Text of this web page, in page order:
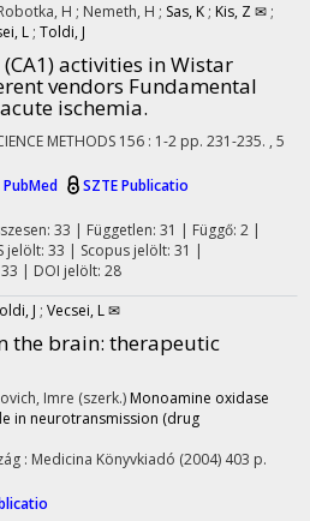
H ; Nemeth, H ; Sas, K ; Kis, Z ✉ ;
L ; Toldi, J
activities in Wistar
vendors Fundamental
ischemia.
METHODS 156 : 1-2 pp. 231-235. , 5
PubMed
SZTE Publicatio
33 | Független: 31 | Függő: 2 |
jelölt: 33 | Scopus jelölt: 31 |
| DOI jelölt: 28
J ; Vecsei, L ✉
the brain: therapeutic
Imre (szerk.) Monoamine oxidase
in neurotransmission (drug
: Medicina Könyvkiadó (2004) 403 p.